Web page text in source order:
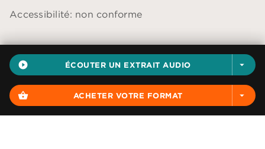
play_circle_filled ÉCOUTER UN EXTRAIT AUDIO arrow_drop_down
shopping_basket ACHETER VOTRE FORMAT arrow_drop_down
Accessibilité: non conforme
Données personnelles
Paramétrer vos cookies
Mentions légales